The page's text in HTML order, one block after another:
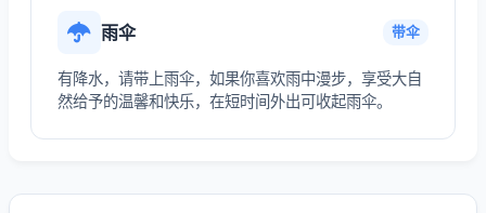
雨伞 带伞
有降水，请带上雨伞，如果你喜欢雨中漫步，享受大自
然给予的温馨和快乐，在短时间外出可收起雨伞。